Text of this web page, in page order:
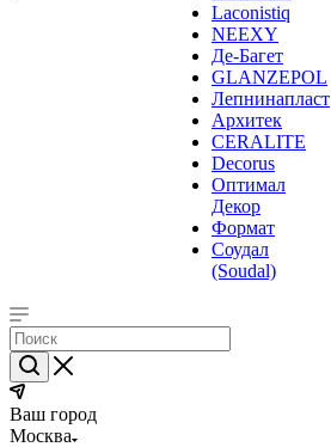
Laconistiq
NEEXY
Де-Багет
GLANZEPOL
Лепнинапласт
Архитек
CERALITE
Decorus
Оптимал
Декор
Формат
Соудал
(Soudal)
Ваш город
Москва